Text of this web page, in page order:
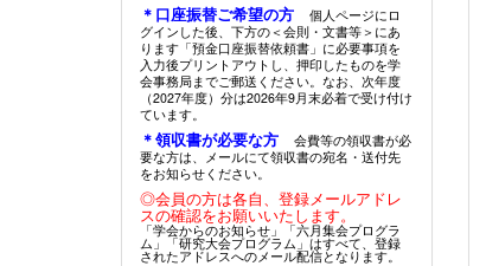
＊口座振替ご希望の方
個人ページにロ
グインした後、下方の＜会則・文書等＞にあ
ります「預金口座振替依頼書」に必要事項を
入力後プリントアウトし、押印したものを学
会事務局までご郵送ください。なお、次年度
（2027年度）分は2026年9月末必着で受け付け
ています。
＊領収書が必要な方
会費等の領収書が必
要な方は、メールにて領収書の宛名・送付先
をお知らせください。
◎会員の方は各自、登録メールアドレ
スの確認をお願いいたします。
「学会からのお知らせ」「六月集会プログラ
ム」「研究大会プログラム」はすべて、登録
されたアドレスへのメール配信となります。